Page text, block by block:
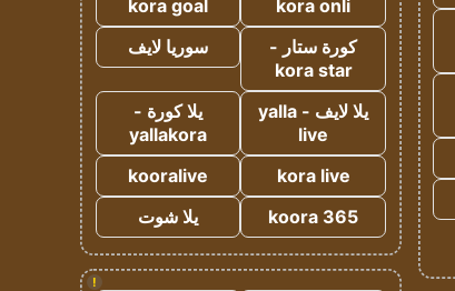
kora onli
kora goal
كورة ستار -
kora star
سوريا لايف
يلا لايف - yalla
live
يلا كورة -
yallakora
kora live
kooralive
koora 365
يلا شوت
!